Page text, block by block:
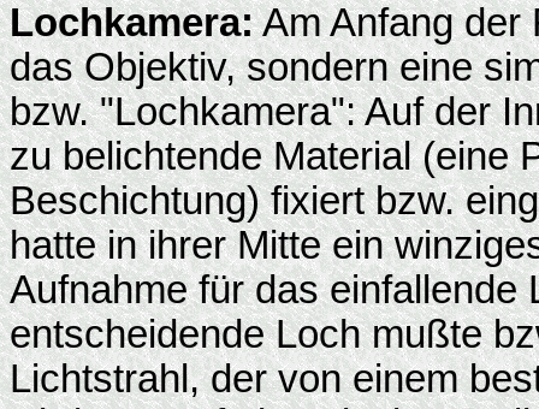
Lochkamera:Am Anfang der
das Objektiv, sondern eine
bzw. "Lochkamera": Auf der
zu belichtende Material (eine
Beschichtung) fixiert bzw.
hatte in ihrer Mitte ein
Aufnahme für das einfallende
entscheidende Loch mußte
Lichtstrahl, der von einem